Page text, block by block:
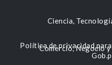
Ciencia,
Comercio, Negocio
Política de privacidad